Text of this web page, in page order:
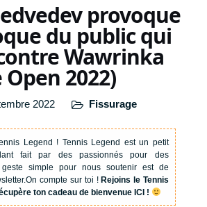
provoque
du public qui
Wawrinka
2022)
2022 Fissurage
Legend ! Tennis Legend est un petit
fait par des passionnés pour des
geste simple pour nous soutenir est de
On compte sur toi !Rejoins le Tennis
ton cadeau de bienvenue ICI !